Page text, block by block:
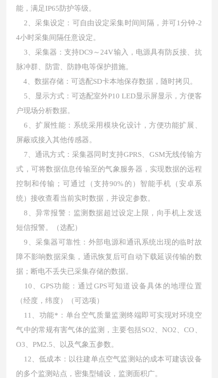
能，满足IP65防护等级。
2、采集设定：可自由设定采集时间间隔，并可1分钟-2
4小时采集间隔任意设定。
3、采集器：支持DC9～24V输入，电源具有防反接、抗
脉冲群、防雷、防静电等保护措施。
4、数据存储：可选配SD卡本地保存数据，随时拷贝。
5、显示方式：可选配室外P10 LED显示屏显示，方便客
户现场分析数据。
6、扩展性能：系统采用模块化设计，方便功能扩展、
屏蔽或接入其他传感器。
7、通讯方式：采集器同时支持GPRS、GSM无线传输方
式，可将数据信息传输至的气象服务器，实现数据的远程
控制和传输；可通过（支持90%的）智能手机（安卓系
统）接收查看当前实时数据，并设定参数。
8、异常报警：监测数据超过设定上限，向手机上发送
短信报警。（选配）
9、采集器可靠性：外部电源和通讯系统出现的临时故
障不影响数据采集，通讯恢复后可自动下载延误传输的数
据；断电不丢失已采集存储的数据。
10、GPS功能：通过GPS可知道设备具体的地理位置
（经度，纬度）（可选项）
11、功能*：单台空气质量监测终端即可实现对环境空
气中的常规有害气体的监测，主要包括SO2、NO2、CO、
O3、PM2.5、以及气象五参数。
12、低成本：以往建单点空气监测站的成本可建该设备
的多个监测站点，密集型铺设，监测面积广。